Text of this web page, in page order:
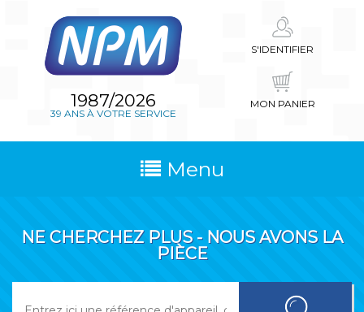
1987/2026
39 ANS À VOTRE SERVICE
S'IDENTIFIER
MON PANIER
Menu
NE CHERCHEZ PLUS - NOUS AVONS LA
PIÈCE